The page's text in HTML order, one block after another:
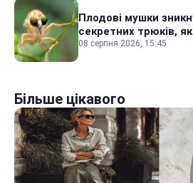
Плодові мушки
секретних трюків,
08 серпня 2026, 15:45
Більше цікавого